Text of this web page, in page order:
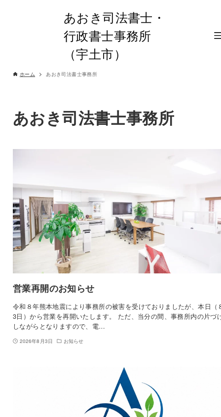
あおき司法書士・
行政書士事務所
（宇土市）
ホーム あおき司法書士事務所
あおき司法書士事務所
営業再開のお知らせ
令和８年熊本地震により事務所の被害を受けておりましたが、本日（
3日）から営業を再開いたします。 ただ、当分の間、事務所内の片づ
しながらとなりますので、電…
2026年8月3日 お知らせ